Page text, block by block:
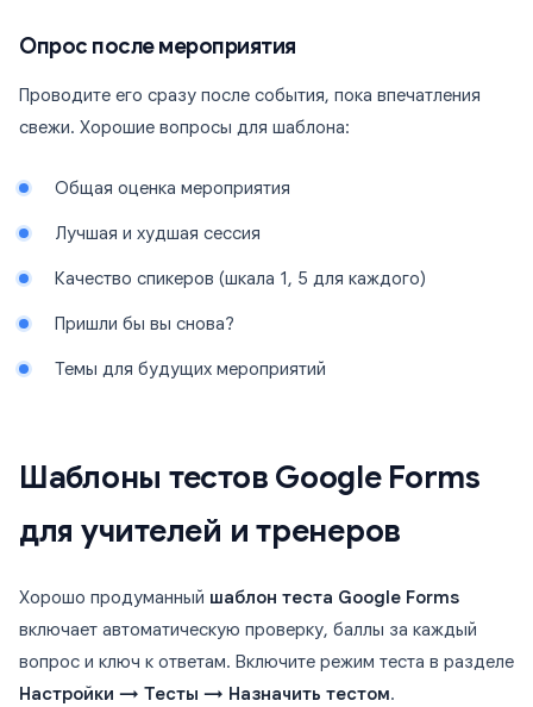
Опрос после мероприятия
Проводите его сразу после события, пока впечатления
свежи. Хорошие вопросы для шаблона:
Общая оценка мероприятия
Лучшая и худшая сессия
Качество спикеров (шкала 1, 5 для каждого)
Пришли бы вы снова?
Темы для будущих мероприятий
Шаблоны тестов Google Forms
для учителей и тренеров
Хорошо продуманный шаблон теста Google Forms
включает автоматическую проверку, баллы за каждый
вопрос и ключ к ответам. Включите режим теста в разделе
Настройки → Тесты → Назначить тестом.